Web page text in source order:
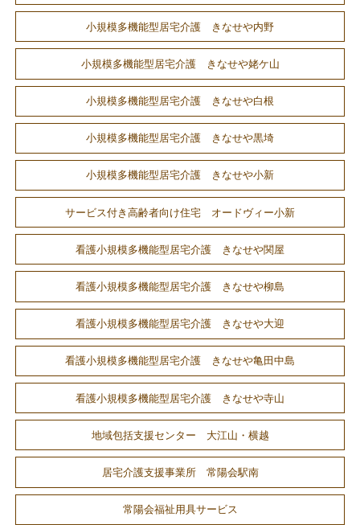
小規模多機能型居宅介護 きなせや内野
小規模多機能型居宅介護 きなせや姥ケ山
小規模多機能型居宅介護 きなせや白根
小規模多機能型居宅介護 きなせや黒埼
小規模多機能型居宅介護 きなせや小新
サービス付き高齢者向け住宅 オードヴィー小新
看護小規模多機能型居宅介護 きなせや関屋
看護小規模多機能型居宅介護 きなせや柳島
看護小規模多機能型居宅介護 きなせや大迎
看護小規模多機能型居宅介護 きなせや亀田中島
看護小規模多機能型居宅介護 きなせや寺山
地域包括支援センター 大江山・横越
居宅介護支援事業所 常陽会駅南
常陽会福祉用具サービス